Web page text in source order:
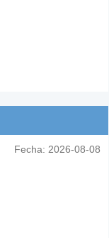
Fecha: 2026-08-08